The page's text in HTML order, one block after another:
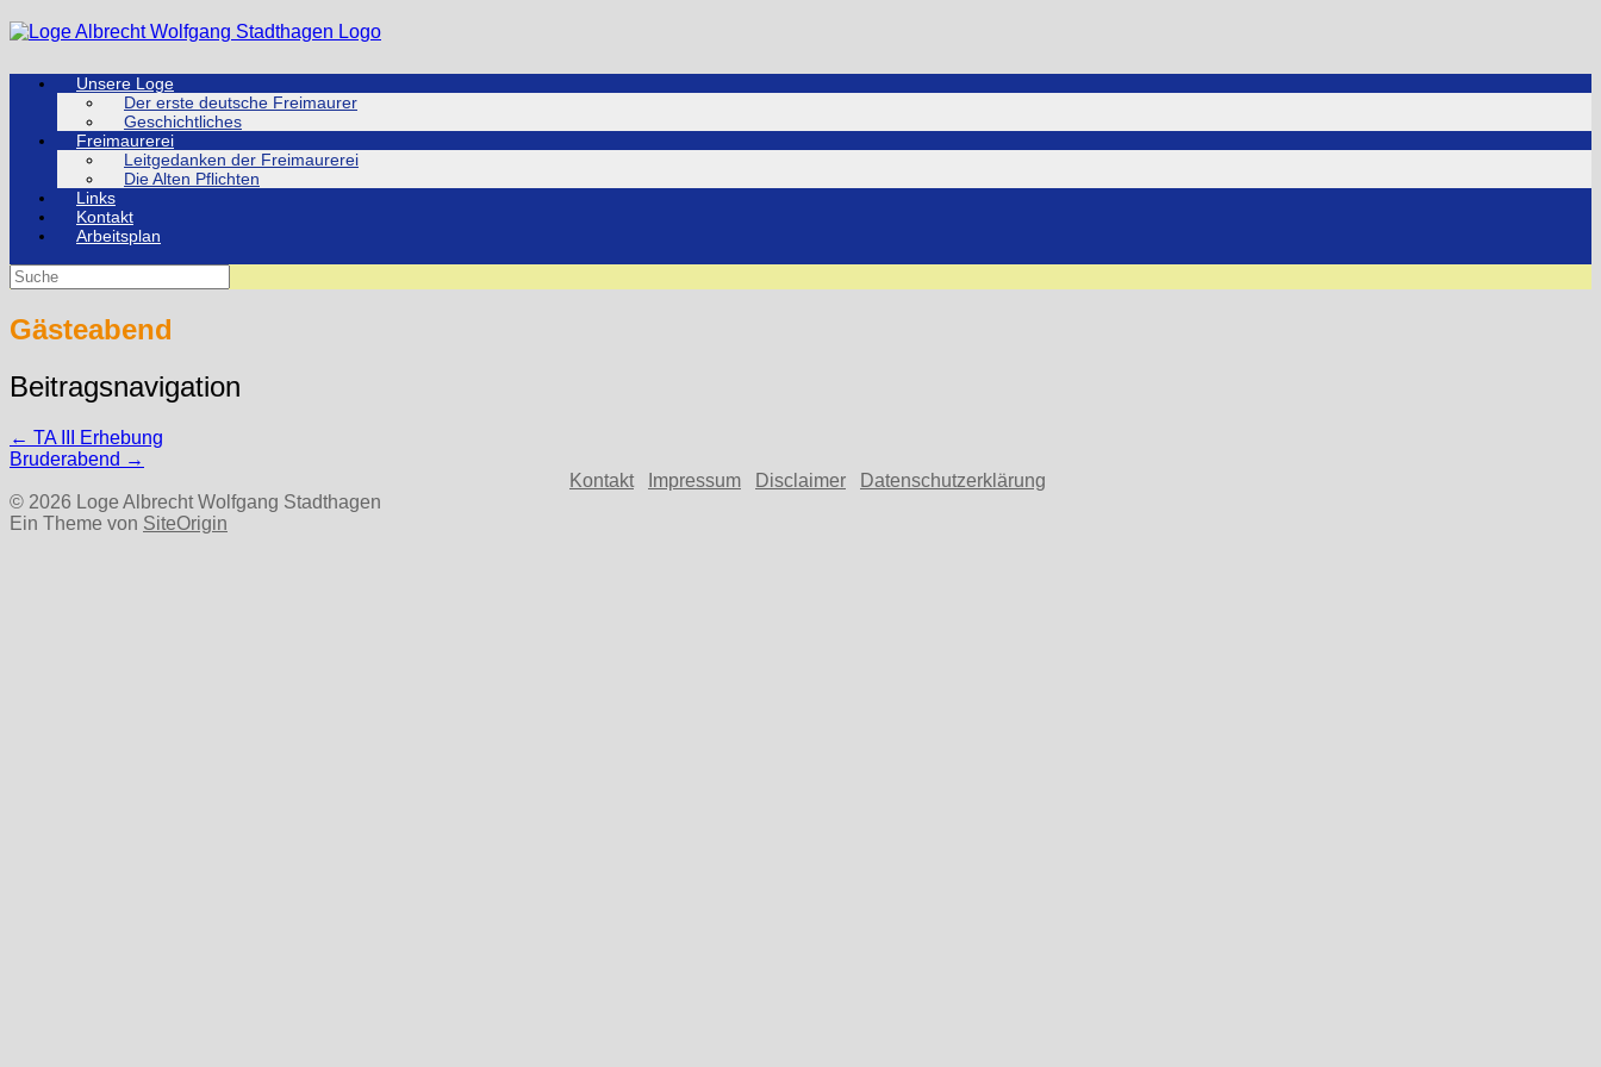
Zum
Inhalt
Unsere Loge
Der erste deutsche Freimaurer
Geschichtliches
Freimaurerei
Leitgedanken der Freimaurerei
Die Alten Pflichten
Links
Kontakt
Arbeitsplan
Suche
nach:
Gästeabend
Beitragsnavigation
← TA III Erhebung
Bruderabend →
Kontakt
Impressum Disclaimer
Datenschutzerklärung
© 2026 Loge Albrecht Wolfgang Stadthagen
Ein Theme von SiteOrigin